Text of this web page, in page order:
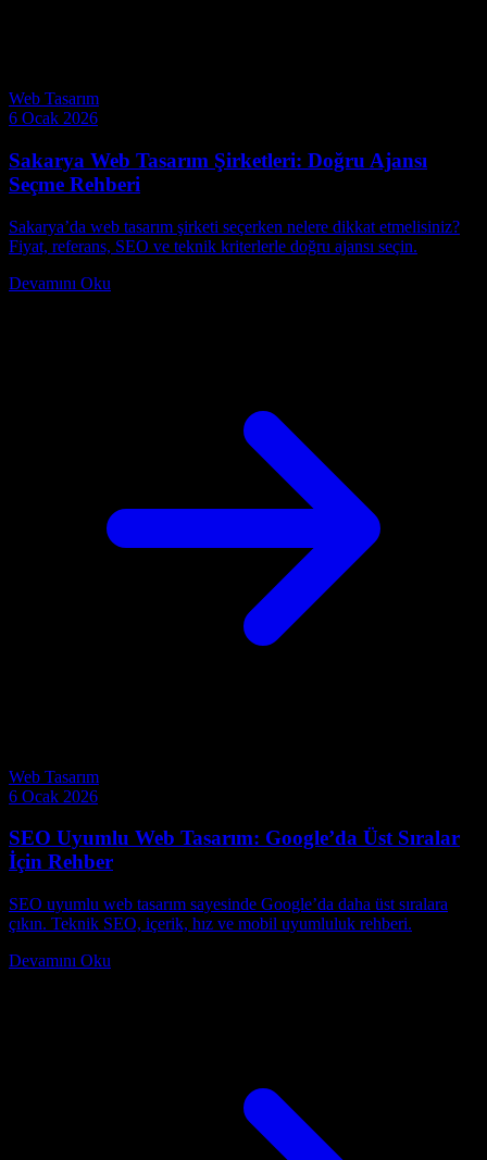
Web Tasarım
6 Ocak 2026
Sakarya Web Tasarım Şirketleri: Doğru Ajansı
Seçme Rehberi
Sakarya’da web tasarım şirketi seçerken nelere dikkat etmelisiniz?
Fiyat, referans, SEO ve teknik kriterlerle doğru ajansı seçin.
Devamını Oku
Web Tasarım
6 Ocak 2026
SEO Uyumlu Web Tasarım: Google’da Üst Sıralar
İçin Rehber
SEO uyumlu web tasarım sayesinde Google’da daha üst sıralara
çıkın. Teknik SEO, içerik, hız ve mobil uyumluluk rehberi.
Devamını Oku